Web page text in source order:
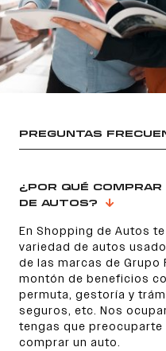
PREGUNTAS
¿POR QUÉ
DE AUTOS?
En Shopping de Autos
variedad de autos
de las marcas de Grupo
montón de beneficios
permuta, gestoría y
seguros, etc. Nos
tengas que preocuparte
comprar un auto.